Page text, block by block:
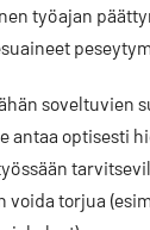
työajan
soveltuvien
antaa optisesti
voida torjua